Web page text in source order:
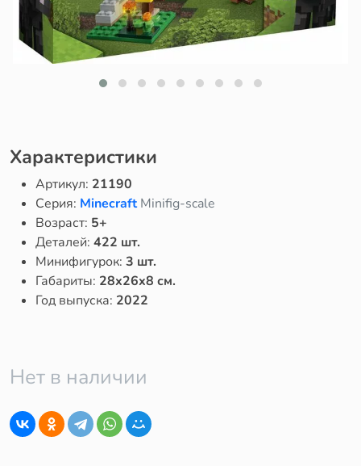
Характеристики
Артикул: 21190
Серия: MinecraftMinifig-scale
Возраст: 5+
Деталей: 422 шт.
Минифигурок: 3 шт.
Габариты: 28x26x8 см.
Год выпуска: 2022
Нет в наличии